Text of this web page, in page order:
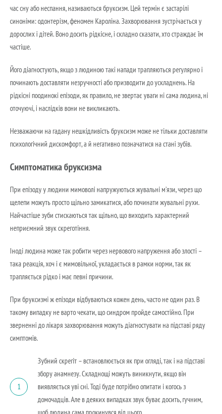
час сну або неспання, називаються бруксизм. Цей термін є застарілі
синоніми: одонтерізм, феномен Кароліна. Захворювання зустрічається у
дорослих і дітей. Воно досить рідкісне, і складно сказати, хто страждає їм
частіше.
Його діагностують, якщо з людиною такі напади трапляються регулярно і
починають доставляти незручності або призводити до ускладнень. На
рідкісні поодинокі епізоди, як правило, не звертає уваги ні сама людина, ні
оточуючі, і наслідків вони не викликають.
Незважаючи на гадану нешкідливість бруксизм може не тільки доставляти
психологічний дискомфорт, а й негативно позначатися на стані зубів.
Симптоматика бруксизма
При епізоду у людини мимоволі напружуються жувальні м’язи, через що
щелепи можуть просто щільно замикатися, або починати жувальні рухи.
Найчастіше зуби стискаються так щільно, що виходить характерний
неприємний звук скреготіння.
Іноді людина може так робити через нервового напруження або злості –
така реакція, хоч і є мимовільної, укладається в рамки норми, так як
трапляється рідко і має певні причини.
При бруксизмі ж епізоди відбуваються кожен день, часто не один раз. В
такому випадку не варто чекати, що синдром пройде самостійно. При
зверненні до лікаря захворювання можуть діагностувати на підставі ряду
симптомів.
1
Зубний скрегіт – встановлюється як при огляді, так і на підставі
збору анамнезу. Складнощі можуть виникнути, якщо він
виявляється уві сні. Тоді буде потрібно опитати і когось з
домочадців. Але в деяких випадках звук буває досить, гучним,